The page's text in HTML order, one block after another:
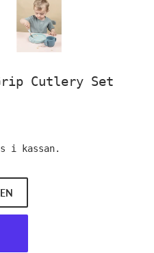
Cutlery Set
i kassan.